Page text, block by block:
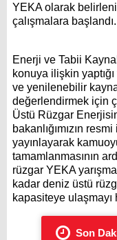
YEKA olarak
çalışmalara başlandı.
Enerji ve Tabii
konuya ilişkin
ve yenilenebilir
değerlendirmek için
Üstü Rüzgar
bakanlığımızın
yayınlayarak
tamamlanmasının
rüzgar YEKA
kadar deniz üstü
kapasiteye
Son